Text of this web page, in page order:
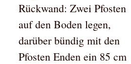
Rückwand: Zwei Pfosten
auf den Boden legen,
darüber bündig mit den
Pfosten Enden ein 85 cm